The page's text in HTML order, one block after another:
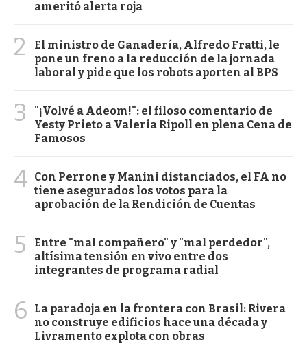
ameritó alerta roja
2
El ministro de Ganadería, Alfredo Fratti, le
pone un freno a la reducción de la jornada
laboral y pide que los robots aporten al BPS
3
"¡Volvé a Adeom!": el filoso comentario de
Yesty Prieto a Valeria Ripoll en plena Cena de
Famosos
4 Con Perrone y Manini distanciados, el FA no
tiene asegurados los votos para la
aprobación de la Rendición de Cuentas
5
Entre "mal compañero" y "mal perdedor",
altísima tensión en vivo entre dos
integrantes de programa radial
6
La paradoja en la frontera con Brasil: Rivera
no construye edificios hace una década y
Livramento explota con obras